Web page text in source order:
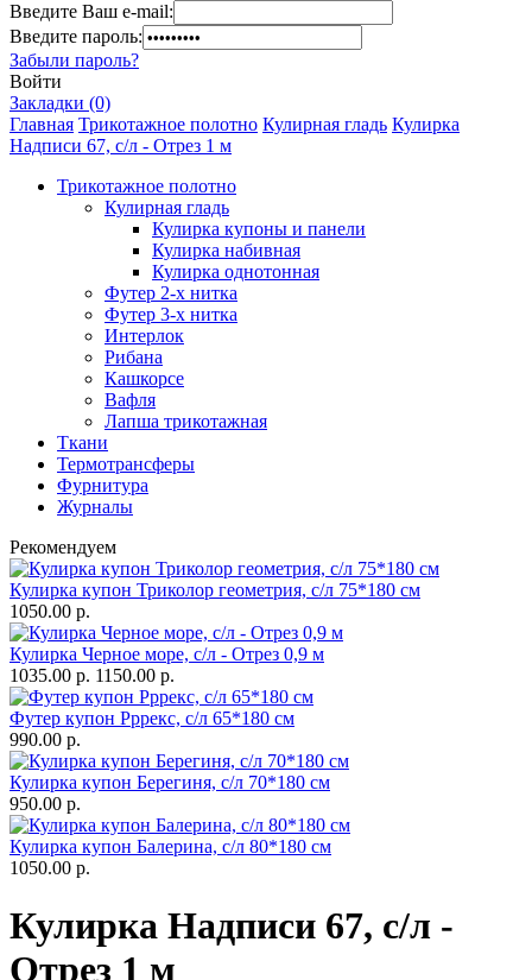
Введите Ваш e-mail:
Введите пароль:
Забыли пароль?
Войти
Закладки (0)
Главная Трикотажное полотно Кулирная гладь Кулирка
Надписи 67, с/л - Отрез 1 м
Трикотажное полотно
Кулирная гладь
Кулирка купоны и панели
Кулирка набивная
Кулирка однотонная
Футер 2-х нитка
Футер 3-х нитка
Интерлок
Рибана
Кашкорсе
Вафля
Лапша трикотажная
Ткани
Термотрансферы
Фурнитура
Журналы
Рекомендуем
Кулирка купон Триколор геометрия, с/л 75*180 см
1050.00 р.
Кулирка Черное море, с/л - Отрез 0,9 м
1035.00 р. 1150.00 р.
Футер купон Рррекс, с/л 65*180 см
990.00 р.
Кулирка купон Берегиня, с/л 70*180 см
950.00 р.
Кулирка купон Балерина, с/л 80*180 см
1050.00 р.
Кулирка Надписи 67, с/л -
Отрез 1 м